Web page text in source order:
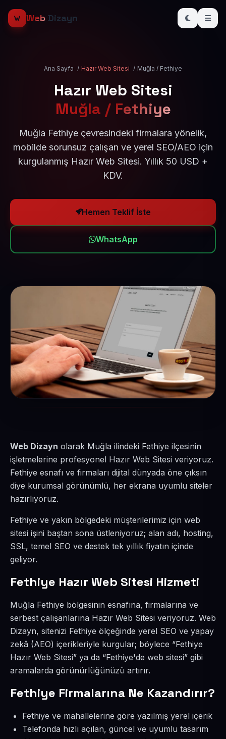
Web Dizayn
Ana Sayfa / Hazır Web Sitesi / Muğla / Fethiye
Hazır Web Sitesi
Muğla / Fethiye
Muğla Fethiye çevresindeki firmalara yönelik,
mobilde sorunsuz çalışan ve yerel SEO/AEO için
kurgulanmış Hazır Web Sitesi. Yıllık 50 USD +
KDV.
Hemen Teklif İste
WhatsApp
Web Dizayn olarak Muğla ilindeki Fethiye ilçesinin
işletmelerine profesyonel Hazır Web Sitesi veriyoruz.
Fethiye esnafı ve firmaları dijital dünyada öne çıksın
diye kurumsal görünümlü, her ekrana uyumlu siteler
hazırlıyoruz.
Fethiye ve yakın bölgedeki müşterilerimiz için web
sitesi işini baştan sona üstleniyoruz; alan adı, hosting,
SSL, temel SEO ve destek tek yıllık fiyatın içinde
geliyor.
Fethiye Hazır Web Sitesi Hizmeti
Muğla Fethiye bölgesinin esnafına, firmalarına ve
serbest çalışanlarına Hazır Web Sitesi veriyoruz. Web
Dizayn, sitenizi Fethiye ölçeğinde yerel SEO ve yapay
zekâ (AEO) içerikleriyle kurgular; böylece “Fethiye
Hazır Web Sitesi” ya da “Fethiye'de web sitesi” gibi
aramalarda görünürlüğünüzü artırır.
Fethiye Firmalarına Ne Kazandırır?
Fethiye ve mahallelerine göre yazılmış yerel içerik
Telefonda hızlı açılan, güncel ve uyumlu tasarım